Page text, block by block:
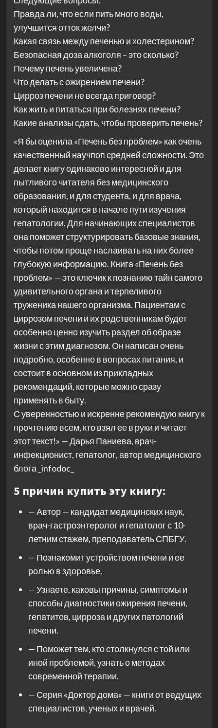
Правда ли, что если пить много воды,
улучшится отток желчи?
Какая связь между печенью и холестерином?
Безопасная доза алкоголя – это сколько?
Почему печень увеличена?
Что делать с ожирением печени?
Цирроз печени не всегда приговор?
Как жить и питаться при болезнях печени?
Какие анализы сдать, чтобы проверить печень?
«Я бы оценила «Печень без проблем» как очень
качественный научпоп средней сложности. Это
делает книгу одинаково интересной и для
пытливого читателя без медицинского
образования, и для студента, и для врача,
который находится в начале пути изучения
гепатологии. Для начинающих специалистов
она поможет структурировать базовые знания,
чтобы потом проще наслаивать на них более
глубокую информацию. Книга «Печень без
проблем» — это ключик к познанию тайн самого
удивительного органа и терпеливого
труженика нашего организма. Пациентам с
циррозом печени и их родственникам будет
особенно ценно изучить раздел об образе
жизни с этим диагнозом. Он написан очень
подробно, особенно в вопросах питания, и
состоит в основном из прикладных
рекомендаций, которые можно сразу
применять в быту.
С уверенностью и искренне рекомендую книгу к
прочтению всем, кто взял ее в руки и читает
этот текст!» — Дарья Паниева, врач-
инфекционист, гепатолог, автор медицинского
блога _infodoc_
5 причин купить эту книгу:
— Автор — кандидат медицинских наук,
врач-гастроэнтеролог и гепатолог с 10-
летним стажем, преподаватель СПБГУ.
— Познакомит устройством печени и ее
ролью в здоровье.
— Узнаете, каковы причины, симптомы и
способы диагностики ожирения печени,
гепатитов, цирроза и других патологий
печени.
— Поможет тем, кто столкнулся с той или
иной проблемой, узнать о методах
современной терапии.
— Серия «Доктор дома» — книги от ведущих
специалистов, ученых и врачей.